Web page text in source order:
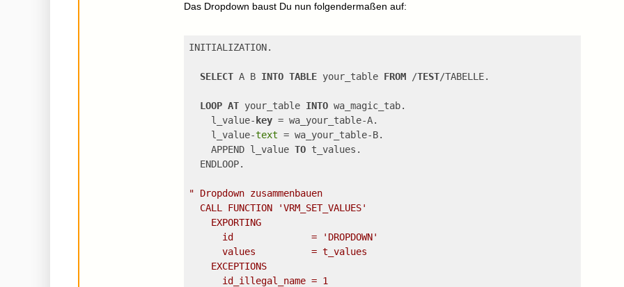
Das Dropdown baust Du nun folgendermaßen auf:
INITIALIZATION.
SELECT A B INTO TABLE your_table FROM /TEST/TABELLE.
LOOP AT your_table INTO wa_magic_tab.
l_value- key = wa_your_table-A.
l_value-text = wa_your_table-B.
APPEND l_value TO t_values.
ENDLOOP.
" Dropdown zusammenbauen
CALL FUNCTION 'VRM_SET_VALUES'
EXPORTING
id              = 'DROPDOWN'
values          = t_values
EXCEPTIONS
id_illegal_name = 1